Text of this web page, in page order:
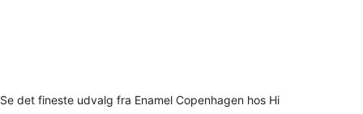
Se det fineste udvalg fra Enamel Copenhagen hos Hi